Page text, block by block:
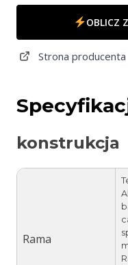
OBLICZ
Strona producenta
konstrukcja
Rama